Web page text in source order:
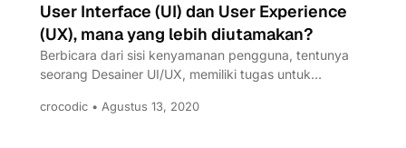
User Interface (UI) dan User Experience
(UX), mana yang lebih diutamakan?
Berbicara dari sisi kenyamanan pengguna, tentunya
seorang Desainer UI/UX, memiliki tugas untuk
crocodic • Agustus 13, 2020